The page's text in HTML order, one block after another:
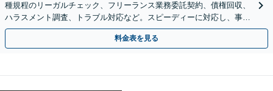
種規程のリーガルチェック、フリーランス業務委託契約、債権回収、
ハラスメント調査、トラブル対応など。スピーディーに対応し、事業
成長を法的側面よりしっかりとサポート【駐車場あり】
料金表を見る